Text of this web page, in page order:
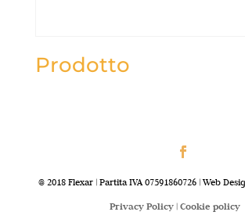
Prodotto
@ 2018 Flexar | Partita IVA 07591860726 | Web
Privacy Policy |Cookie policy